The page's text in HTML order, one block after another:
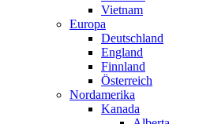
Vietnam
Europa
Deutschland
England
Finnland
Österreich
Nordamerika
Kanada